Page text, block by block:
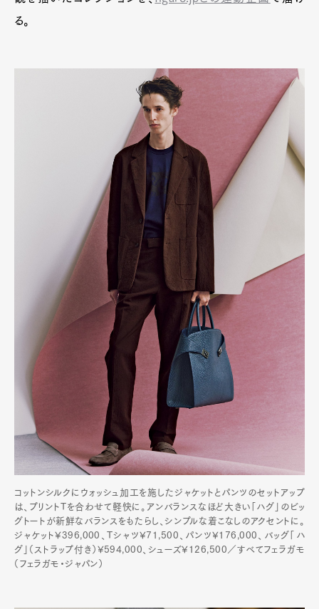
る。
コットンシルクにウォッシュ加工を施したジャケットとパンツのセットアップ
は、プリントTを合わせて軽快に。アンバランスなほど大きい「ハグ」のビッ
グトートが新鮮なバランスをもたらし、シンプルな着こなしのアクセントに。
ジャケット¥396,000、Tシャツ¥71,500、パンツ¥176,000、バッグ「ハ
グ」（ストラップ付き）¥594,000、シューズ¥126,500／すべてフェラガモ
（フェラガモ・ジャパン）